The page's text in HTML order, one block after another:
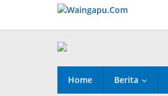
konten
Home Berita